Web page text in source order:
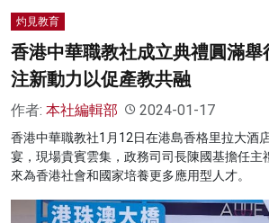
灼見教育
香港中華職教社成立典禮圓滿舉
注新動力以促產教共融
作者: 本社編輯部 2024-01-17
香港中華職教社1月12日在港島香格里拉大酒
宴，現場貴賓雲集，政務司司長陳國基擔任主
來為香港社會和國家培養更多應用型人才。